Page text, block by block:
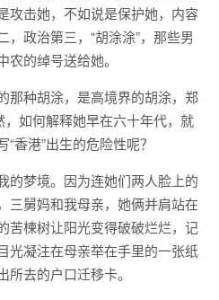
攻击她，不如说是保护她，内容
政治第三，“胡涂涂”，那些男
的绰号送给她。
那种胡涂，是高境界的胡涂，郑
，如何解释她早在六十年代，就
香港”出生的危险性呢？
的梦境。因为连她们两人脸上的
三舅妈和我母亲，她俩并肩站在
苦楝树让阳光变得破破烂烂，记
光凝注在母亲举在手里的一张纸
去的户口迁移卡。